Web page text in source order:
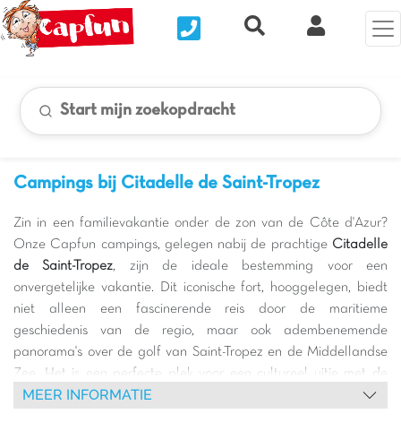
Nous contacterRecherche rapide
Mijn Clix
Start mijn zoekopdracht
Campings bij Citadelle de Saint-Tropez
Zin in een familievakantie onder de zon van de Côte d'Azur?
Onze Capfun campings, gelegen nabij de prachtige Citadelle
de Saint-Tropez, zijn de ideale bestemming voor een
onvergetelijke vakantie. Dit iconische fort, hooggelegen, biedt
niet alleen een fascinerende reis door de maritieme
geschiedenis van de regio, maar ook adembenemende
panorama's over de golf van Saint-Tropez en de Middellandse
Zee. Het is een perfecte plek voor een cultureel uitje met de
kinderen, waar ze de vestingmuren kunnen verkennen en zich
MEER INFORMATIE